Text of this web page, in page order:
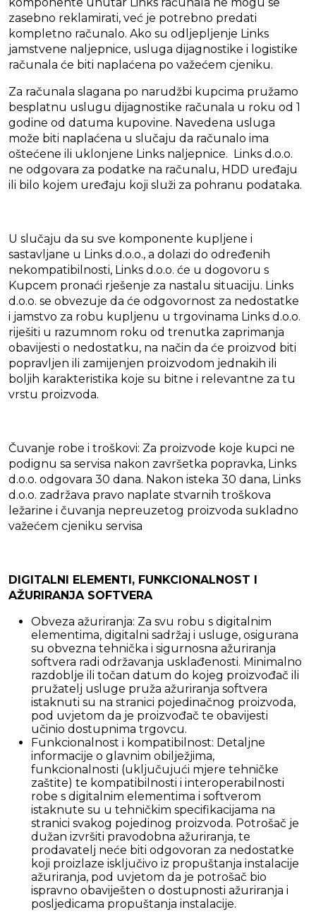
zasebno reklamirati, već je potrebno predati
kompletno računalo. Ako su odljepljenje Links
jamstvene naljepnice, usluga dijagnostike i logistike
računala će biti naplaćena po važećem cjeniku.
Za računala slagana po narudžbi kupcima pružamo
besplatnu uslugu dijagnostike računala u roku od 1
godine od datuma kupovine. Navedena usluga
može biti naplaćena u slučaju da računalo ima
oštećene ili uklonjene Links naljepnice. Links d.o.o.
ne odgovara za podatke na računalu, HDD uređaju
ili bilo kojem uređaju koji služi za pohranu podataka.
U slučaju da su sve komponente kupljene i
sastavljane u Links d.o.o., a dolazi do određenih
nekompatibilnosti, Links d.o.o. će u dogovoru s
Kupcem pronaći rješenje za nastalu situaciju. Links
d.o.o. se obvezuje da će odgovornost za nedostatke
i jamstvo za robu kupljenu u trgovinama Links d.o.o.
riješiti u razumnom roku od trenutka zaprimanja
obavijesti o nedostatku, na način da će proizvod biti
popravljen ili zamijenjen proizvodom jednakih ili
boljih karakteristika koje su bitne i relevantne za tu
vrstu proizvoda.
Čuvanje robe i troškovi: Za proizvode koje kupci ne
podignu sa servisa nakon završetka popravka, Links
d.o.o. odgovara 30 dana. Nakon isteka 30 dana, Links
d.o.o. zadržava pravo naplate stvarnih troškova
ležarine i čuvanja nepreuzetog proizvoda sukladno
važećem cjeniku servisa
DIGITALNI ELEMENTI, FUNKCIONALNOST I
AŽURIRANJA SOFTVERA
Obveza ažuriranja: Za svu robu s digitalnim
elementima, digitalni sadržaj i usluge, osigurana
su obvezna tehnička i sigurnosna ažuriranja
softvera radi održavanja usklađenosti. Minimalno
razdoblje ili točan datum do kojeg proizvođač ili
pružatelj usluge pruža ažuriranja softvera
istaknuti su na stranici pojedinačnog proizvoda,
pod uvjetom da je proizvođač te obavijesti
učinio dostupnima trgovcu.
Funkcionalnost i kompatibilnost: Detaljne
informacije o glavnim obilježjima,
funkcionalnosti (uključujući mjere tehničke
zaštite) te kompatibilnosti i interoperabilnosti
robe s digitalnim elementima i softverom
istaknute su u tehničkim specifikacijama na
stranici svakog pojedinog proizvoda. Potrošač je
dužan izvršiti pravodobna ažuriranja, te
prodavatelj neće biti odgovoran za nedostatke
koji proizlaze isključivo iz propuštanja instalacije
ažuriranja, pod uvjetom da je potrošač bio
ispravno obaviješten o dostupnosti ažuriranja i
posljedicama propuštanja instalacije.